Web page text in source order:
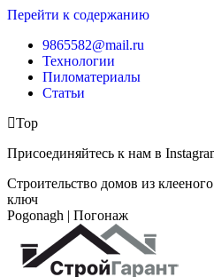
Перейти к содержанию
9865582@mail.ru
Технологии
Пиломатериалы
Статьи
Top
Присоединяйтесь к нам в
Строительство домов из
ключ
Pogonagh | Погонаж